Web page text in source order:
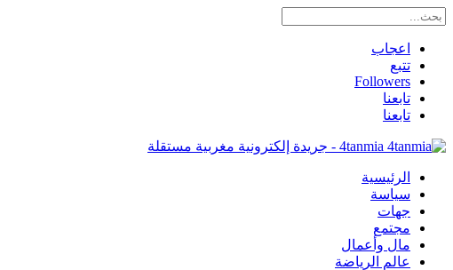
اعجاب
تتبع
Followers
تابعنا
تابعنا
4tanmia - جريدة إلكترونية مغربية مستقلة
الرئيسية
سياسة
جهات
مجتمع
مال وأعمال
عالم الرياضة